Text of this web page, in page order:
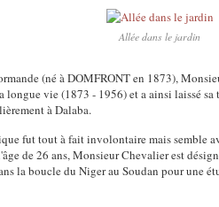
Allée dans le jardin
(né à DOMFRONT en 1873),
longue vie (1873 - 1956) et a ainsi laissé
à Dalaba.
fut tout à fait involontaire mais semble
de 26 ans, Monsieur Chevalier est
la boucle du Niger au Soudan pour une